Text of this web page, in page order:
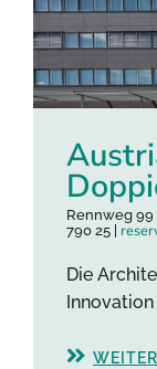
Rennweg 99
790 25 |
Die